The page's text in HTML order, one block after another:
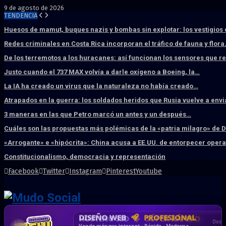
9 de agosto de 2026
TENDENCIA
Huesos de mamut, buques nazis y bombas sin explotar: los vestigios
Redes criminales en Costa Rica incorporan el tráfico de fauna y
De los terremotos a los huracanes: así funcionan los sensores que
Justo cuando el 737 MAX volvía a darle oxígeno a Boeing, la…
La IA ha creado un virus que la naturaleza no había creado…
Atrapados en la guerra: los soldados heridos que Rusia vuelve a
3 maneras en las que Petro marcó un antes y un después…
Cuáles son las propuestas más polémicas de la «patria milagro» de
«Arrogante» e «hipócrita»: China acusa a EE.UU. de entorpecer
Constitucionalismo, democracia y representación
Facebook Twitter Instagram PinterestYoutube
HOSTING SSD SÚPER RÁPIDO
DISEÑO WEB PROFESIONAL
CRM & DASHBOARD A MEDIDA
CORREO CORPORATIVO